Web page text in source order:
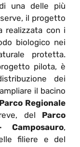
una delle più
il progetto
realizzata con i
biologico nei
protetta.
pilota, è
dei
il bacino
Parco Regionale
del Parco
,
filiere e del